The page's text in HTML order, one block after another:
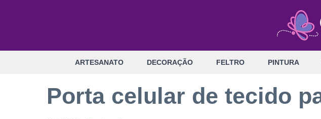
ARTESANATO DECORAÇÃO FELTRO PINTURA
Porta celular de tecido